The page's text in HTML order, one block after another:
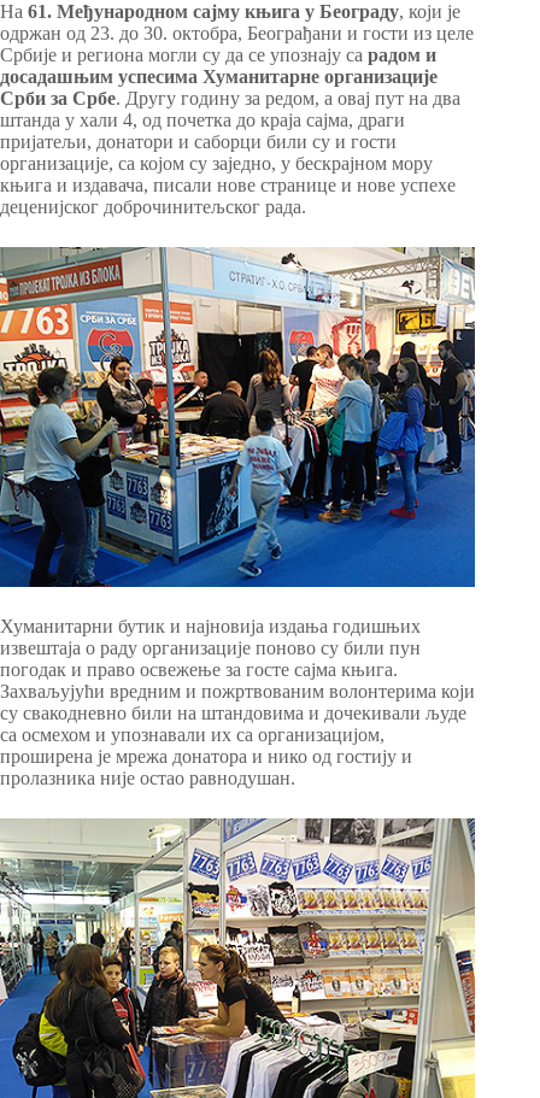
На 61. Међународном сајму књига у Београду, који је
одржан од 23. до 30. октобра, Београђани и гости из целе
Србије и региона могли су да се упознају са радом и
досадашњим успесима Хуманитарне организације
Срби за Србе. Другу годину за редом, а овај пут на два
штанда у хали 4, од почетка до краја сајма, драги
пријатељи, донатори и саборци били су и гости
организације, са којом су заједно, у бескрајном мору
књига и издавача, писали нове странице и нове успехе
деценијског доброчинитељског рада.
Хуманитарни бутик и најновија издања годишњих
извештаја о раду организације поново су били пун
погодак и право освежење за госте сајма књига.
Захваљујући вредним и пожртвованим волонтерима који
су свакодневно били на штандовима и дочекивали људе
са осмехом и упознавали их са организацијом,
проширена је мрежа донатора и нико од гостију и
пролазника није остао равнодушан.